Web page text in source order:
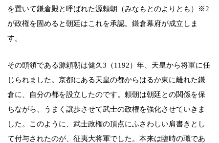
を置いて鎌倉殿と呼ばれた源頼朝（みなもとのよりとも）※2
が政権を固めると朝廷はこれを承認。鎌倉幕府が成立しま
す。
その頭領である源頼朝は健久3（1192）年、天皇から将軍に任
じられました。京都にある天皇の都からはるか東に離れた鎌
倉に、自分の都を設立したのです。頼朝は朝廷との関係を保
ちながら、うまく譲歩させて武士の政権を強化させていきま
した。このように、武士政権の頂点にふさわしい肩書きとし
て付与されたのが、征夷大将軍でした。本来は臨時の職であ